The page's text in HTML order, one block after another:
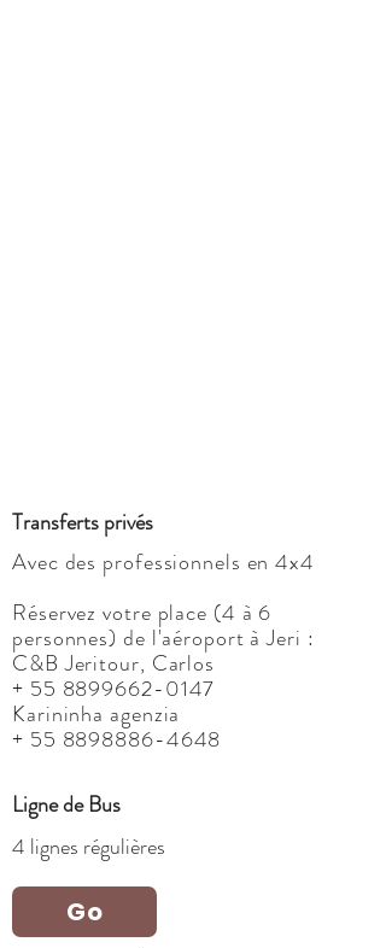
Transferts privés
Avec des professionnels en 4x4
Réservez votre place (4 à 6
personnes) de l'aéroport à Jeri :
C&B Jeritour, Carlos
+ 55 8899662-0147
Karininha agenzia
+ 55 8898886-4648
Ligne de Bus
4 lignes régulières
Go